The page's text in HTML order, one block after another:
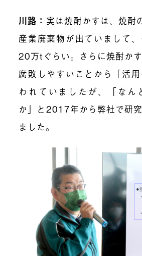
川路 ： 実は焼酎かすは、焼酎
産業廃棄物が出ていまして
20万tぐらい。さらに焼酎か
腐敗しやすいことから「活
われていましたが、「なん
か」と2017年から弊社で研
ました。